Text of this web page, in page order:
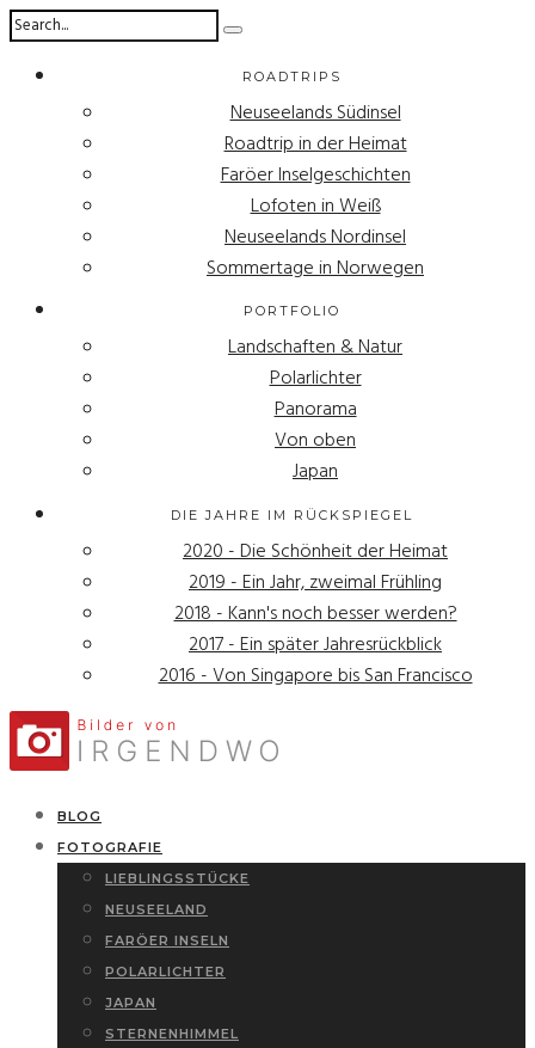
ROADTRIPS
Neuseelands Südinsel
Roadtrip in der Heimat
Faröer Inselgeschichten
Lofoten in Weiß
Neuseelands Nordinsel
Sommertage in Norwegen
PORTFOLIO
Landschaften & Natur
Polarlichter
Panorama
Von oben
Japan
DIE JAHRE IM RÜCKSPIEGEL
2020 - Die Schönheit der Heimat
2019 - Ein Jahr, zweimal Frühling
2018 - Kann's noch besser werden?
2017 - Ein später Jahresrückblick
2016 - Von Singapore bis San Francisco
BLOG
FOTOGRAFIE
LIEBLINGSSTÜCKE
NEUSEELAND
FARÖER INSELN
POLARLICHTER
JAPAN
STERNENHIMMEL